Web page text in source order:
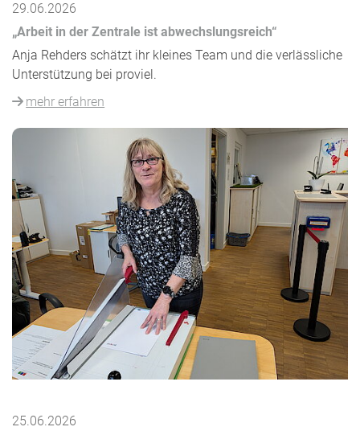
29.06.2026
„Arbeit in der Zentrale ist abwechslungsreich“
Anja Rehders schätzt ihr kleines Team und die verlässliche
Unterstützung bei proviel.
mehr erfahren
25.06.2026